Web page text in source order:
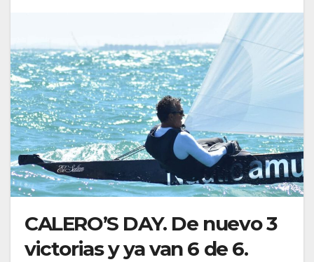
CALERO’S DAY. De nuevo 3
victorias y ya van 6 de 6.